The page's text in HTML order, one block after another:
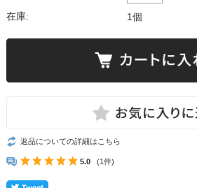
在庫: 1個
返品についての詳細はこちら
5.0 (1件)